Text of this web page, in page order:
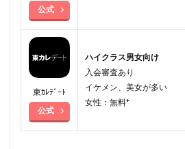
公式
東ｶﾚﾃﾞｰﾄ
公式
ハイクラス男女向け
入会審査あり
イケメン、美女が多い
女性：無料*